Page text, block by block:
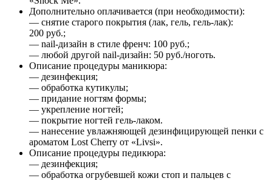
Дополнительно оплачивается (при необходимости):
— снятие старого покрытия (лак, гель, гель-лак):
200 руб.;
— nail-дизайн в стиле френч: 100 руб.;
— любой другой nail-дизайн: 50 руб./ноготь.
Описание процедуры маникюра:
— дезинфекция;
— обработка кутикулы;
— придание ногтям формы;
— укрепление ногтей;
— покрытие ногтей гель-лаком.
— нанесение увлажняющей дезинфицирующей пенки с
ароматом Lost Cherry от «Livsi».
Описание процедуры педикюра:
— дезинфекция;
— обработка огрубевшей кожи стоп и пальцев с